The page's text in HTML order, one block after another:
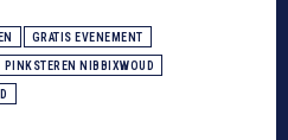
GRATIS EVENEMENT
PINKSTEREN NIBBIXWOUD